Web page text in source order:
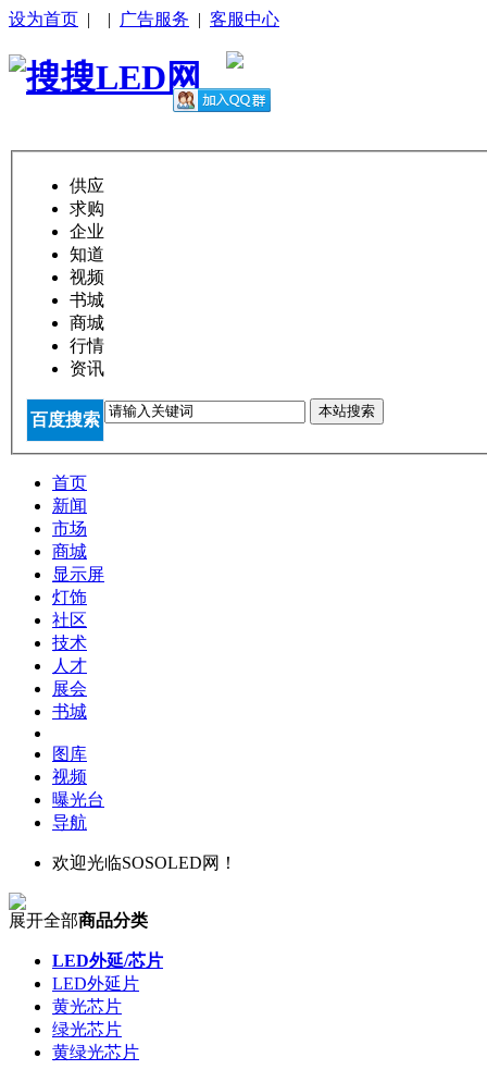
设为首页 | | 广告服务 | 客服中心
供应
求购
企业
知道
视频
书城
商城
行情
资讯
百度搜索 本站搜索
首页
新闻
市场
商城
显示屏
灯饰
社区
技术
人才
展会
书城
图库
视频
曝光台
导航
欢迎光临SOSOLED网！
展开全部商品分类
LED外延/芯片
LED外延片
黄光芯片
绿光芯片
黄绿光芯片